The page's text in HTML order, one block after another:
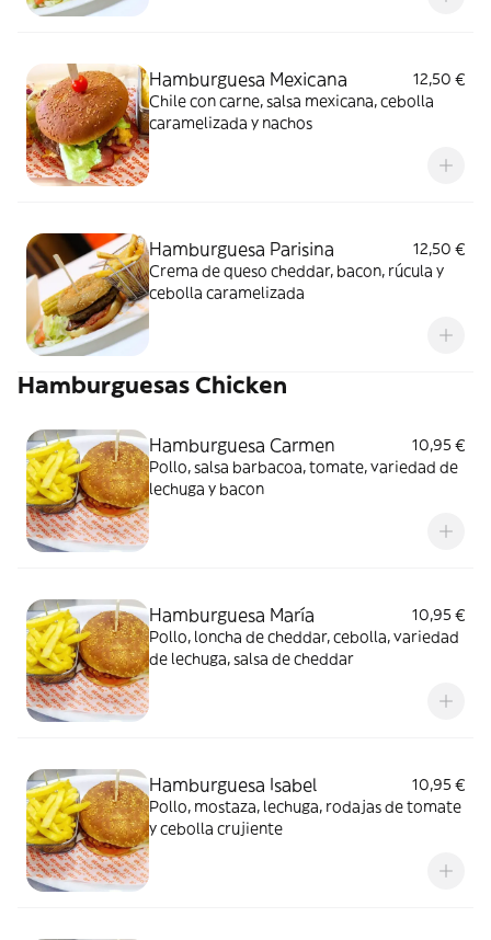
Hamburguesa Mexicana
12,50 €
Chile con carne, salsa mexicana, cebolla
caramelizada y nachos
Hamburguesa Parisina
12,50 €
Crema de queso cheddar, bacon, rúcula y
cebolla caramelizada
Hamburguesas Chicken
Hamburguesa Carmen
10,95 €
Pollo, salsa barbacoa, tomate, variedad de
lechuga y bacon
Hamburguesa María
10,95 €
Pollo, loncha de cheddar, cebolla, variedad
de lechuga, salsa de cheddar
Hamburguesa Isabel
10,95 €
Pollo, mostaza, lechuga, rodajas de tomate
y cebolla crujiente